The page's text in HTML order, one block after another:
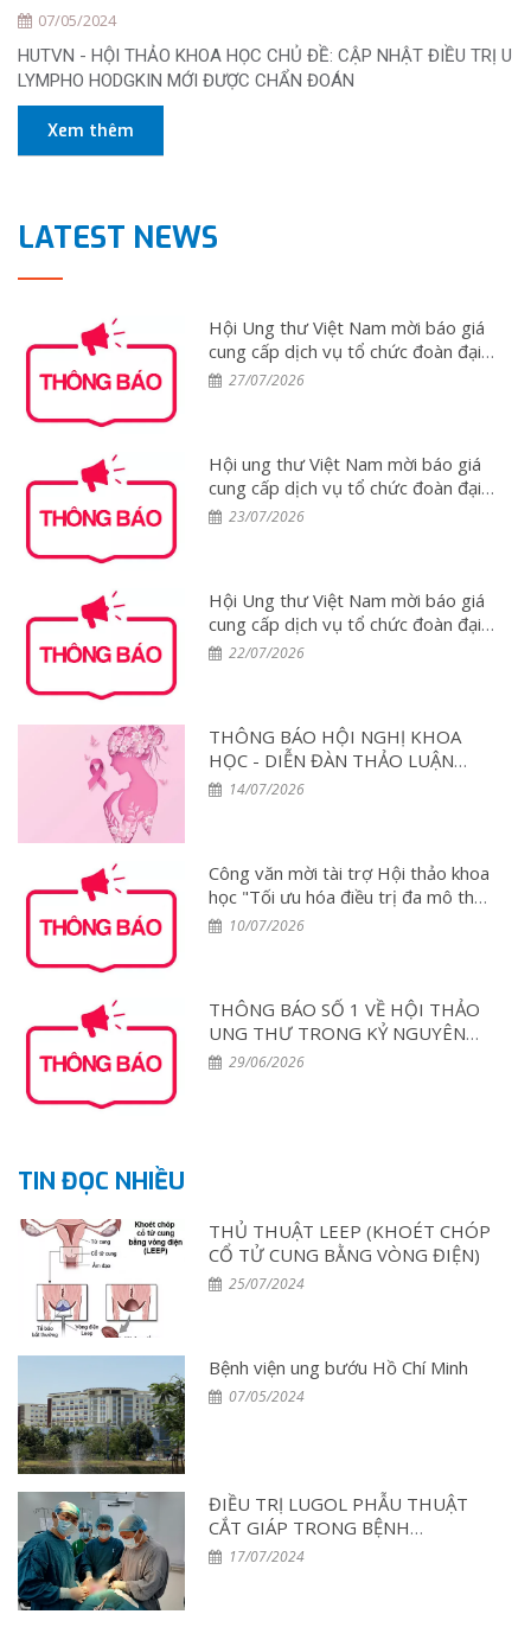
07/05/2024
HUTVN - HỘI THẢO KHOA HỌC CHỦ ĐỀ: CẬP NHẬT ĐIỀU TRỊ U
LYMPHO HODGKIN MỚI ĐƯỢC CHẨN ĐOÁN
Xem thêm
LATEST NEWS
Hội Ung thư Việt Nam mời báo giá
cung cấp dịch vụ tổ chức đoàn đại
biểu tham dự Hội nghị ESMO 2026
27/07/2026
Hội ung thư Việt Nam mời báo giá
cung cấp dịch vụ tổ chức đoàn đại
biểu tham dự Hội nghị WCLC 2026
23/07/2026
Hội Ung thư Việt Nam mời báo giá
cung cấp dịch vụ tổ chức đoàn đại
biểu tham dự Hội nghị PCUT Huế
22/07/2026
THÔNG BÁO HỘI NGHỊ KHOA
HỌC - DIỄN ĐÀN THẢO LUẬN
CHUYÊN GIA: Tối ưu hóa điều trị
14/07/2026
Công văn mời tài trợ Hội thảo khoa
học "Tối ưu hóa điều trị đa mô thức
và chăm sóc toàn diện bệnh nhân
10/07/2026
THÔNG BÁO SỐ 1 VỀ HỘI THẢO
UNG THƯ TRONG KỶ NGUYÊN
HỘI NHẬP BEST OF ASCO 2026
29/06/2026
TIN ĐỌC NHIỀU
THỦ THUẬT LEEP (KHOÉT CHÓP
CỔ TỬ CUNG BẰNG VÒNG ĐIỆN)
25/07/2024
Bệnh viện ung bướu Hồ Chí Minh
07/05/2024
ĐIỀU TRỊ LUGOL PHẪU THUẬT
CẮT GIÁP TRONG BỆNH
BASEDOW
17/07/2024